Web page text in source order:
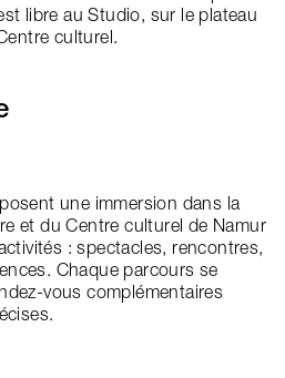
libre au Studio, sur le plateau
culturel.
une immersion dans la
et du Centre culturel de Namur
: spectacles, rencontres,
Chaque parcours se
vous complémentaires